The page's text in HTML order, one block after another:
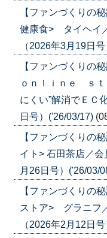
【ファンづくり
健康食> タイヘイ
（2026年3月19日
【ファンづくり
ｏｎｌｉｎｅ ｓ
にくい”解消でＥＣ
日号）('26/03/17)
【ファンづくり
イト> 石田茶店／
月26日号）('26/03/
【ファンづくりの
ストア> グラニフ
（2026年2月12日